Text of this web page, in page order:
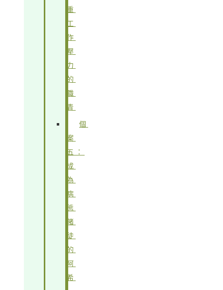
重
工
作
壓
力
的
職
青
個
案
五：
成
為
病
態
賭
徒
的
阿
希